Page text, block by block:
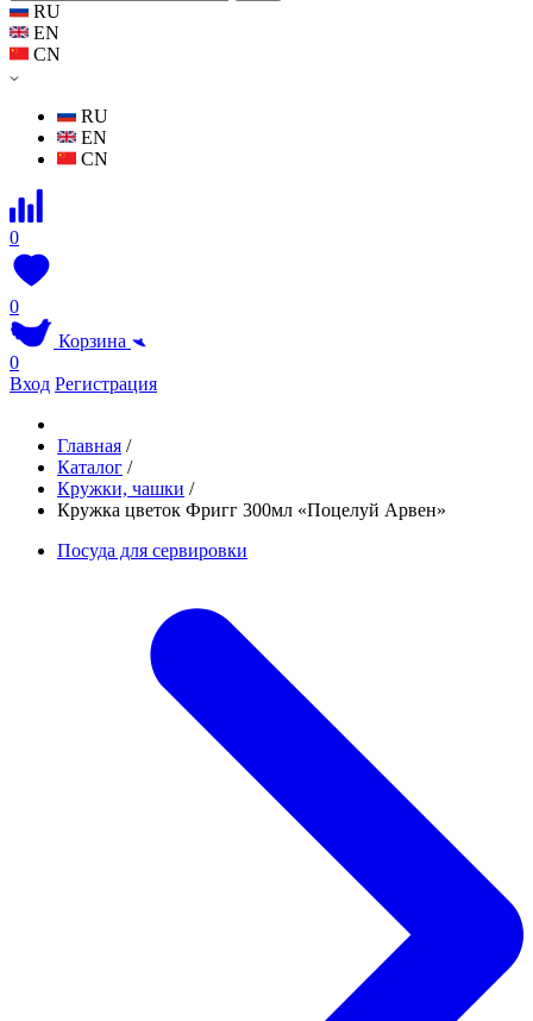
RU
EN
CN
RU
EN
CN
0
0
Корзина
0
Вход Регистрация
Главная /
Каталог /
Кружки, чашки /
Кружка цветок Фригг 300мл «Поцелуй Арвен»
Посуда для сервировки